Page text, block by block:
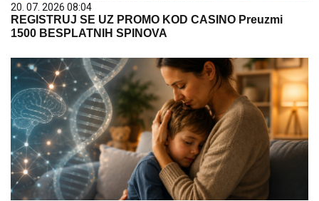
20. 07. 2026 08:04
REGISTRUJ SE UZ PROMO KOD CASINO Preuzmi
1500 BESPLATNIH SPINOVA